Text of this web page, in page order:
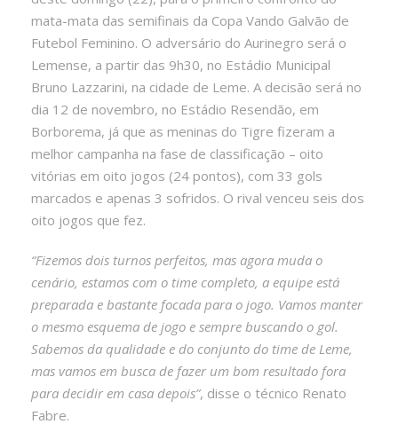
mata-mata das semifinais da Copa Vando Galvão de
Futebol Feminino. O adversário do Aurinegro será o
Lemense, a partir das 9h30, no Estádio Municipal
Bruno Lazzarini, na cidade de Leme. A decisão será no
dia 12 de novembro, no Estádio Resendão, em
Borborema, já que as meninas do Tigre fizeram a
melhor campanha na fase de classificação – oito
vitórias em oito jogos (24 pontos), com 33 gols
marcados e apenas 3 sofridos. O rival venceu seis dos
oito jogos que fez.
“Fizemos dois turnos perfeitos, mas agora muda o
cenário, estamos com o time completo, a equipe está
preparada e bastante focada para o jogo. Vamos manter
o mesmo esquema de jogo e sempre buscando o gol.
Sabemos da qualidade e do conjunto do time de Leme,
mas vamos em busca de fazer um bom resultado fora
para decidir em casa depois”, disse o técnico Renato
Fabre.